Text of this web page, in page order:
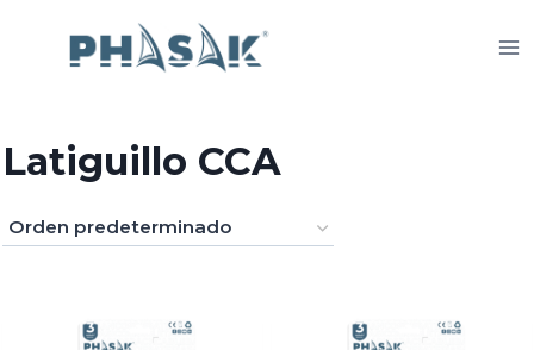
Latiguillo CCA